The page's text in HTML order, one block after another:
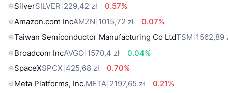
SilverSILVER 229,42 zł
0.57%
Amazon.com IncAMZN 1015,72 zł
0.07%
Taiwan Semiconductor Manufacturing Co LtdTSM 1562,89
Broadcom IncAVGO 1570,4 zł
0.04%
SpaceXSPCX 425,68 zł
0.70%
Meta Platforms, Inc.META 2197,65 zł
0.21%